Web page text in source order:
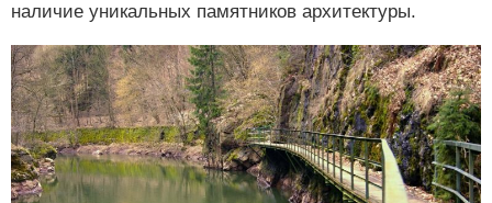
наличие уникальных памятников архитектуры.